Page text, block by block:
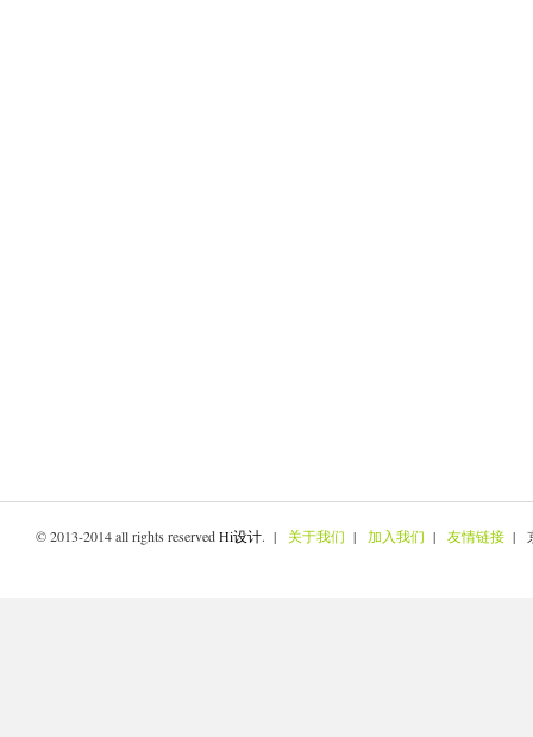
© 2013-2014 all rights reservedHi设计. | 关于我们 | 加入我们 | 友情链接 |